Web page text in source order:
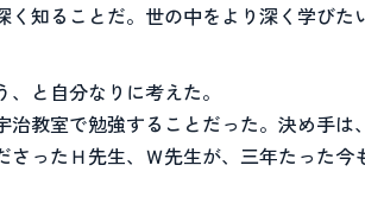
知ることだ。世の中をより深く学び
と自分なりに考えた。
教室で勉強することだった。決め手は、
ったＨ先生、Ｗ先生が、三年たった今